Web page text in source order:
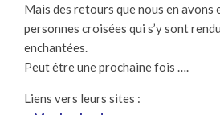
Mais des retours que nous en avons
personnes croisées qui s’y sont
enchantées.
Peut être une prochaine fois ….
Liens vers leurs sites :